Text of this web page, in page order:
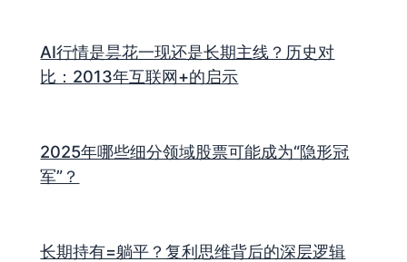
AI行情是昙花一现还是长期主线？历史对
比：2013年互联网+的启示
2025年哪些细分领域股票可能成为“隐形冠
军”？
长期持有=躺平？复利思维背后的深层逻辑